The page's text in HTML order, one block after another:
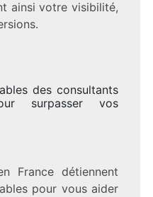
ainsi votre visibilité,
des consultants
surpasser vos
France détiennent
pour vous aider